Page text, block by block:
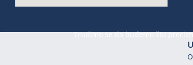
Trudimo se da budemo što